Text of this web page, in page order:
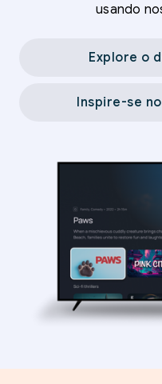
usando
Explore o
Inspire-se